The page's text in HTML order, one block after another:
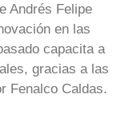
Andrés Felipe
en las
capacita a
gracias a las
Fenalco Caldas.